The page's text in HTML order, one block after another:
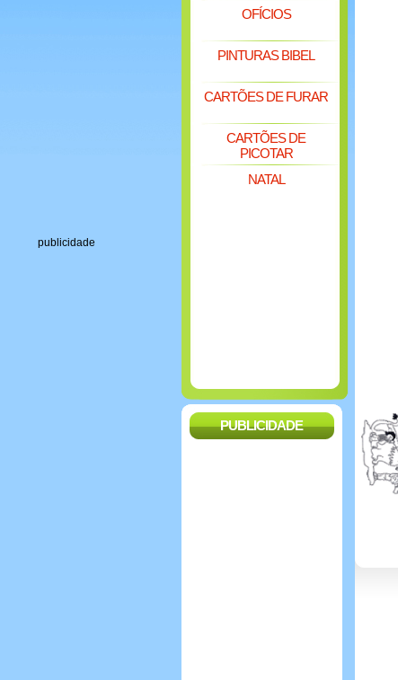
publicidade
OFÍCIOS
PINTURAS BIBEL
CARTÕES DE FURAR
CARTÕES DE
PICOTAR
NATAL
PUBLICIDADE